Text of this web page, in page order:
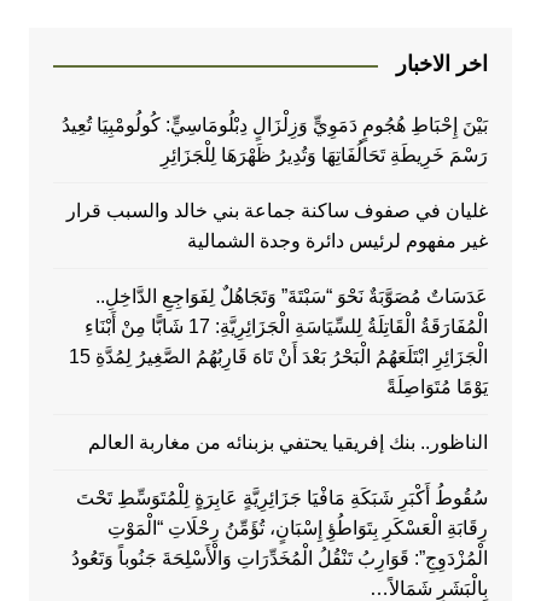
اخر الاخبار
بَيْنَ إِحْبَاطِ هُجُومٍ دَمَوِيٍّ وَزِلْزَالٍ دِبْلُومَاسِيٍّ: كُولُومْبِيَا تُعِيدُ
رَسْمَ خَرِيطَةِ تَحَالُفَاتِهَا وَتُدِيرُ ظَهْرَهَا لِلْجَزَائِرِ
غليان في صفوف ساكنة جماعة بني خالد والسبب قرار
غير مفهوم لرئيس دائرة وجدة الشمالية
عَدَسَاتٌ مُصَوَّبَةٌ نَحْوَ “سَبْتَةَ” وَتَجَاهُلٌ لِفَوَاجِعِ الدَّاخِلِ..
الْمُفَارَقَةُ الْقَاتِلَةُ لِلسِّيَاسَةِ الْجَزَائِرِيَّةِ: 17 شَابًّا مِنْ أَبْنَاءِ
الْجَزَائِرِ ابْتَلَعَهُمُ الْبَحْرُ بَعْدَ أَنْ تَاهَ قَارِبُهُمُ الصَّغِيرُ لِمُدَّةِ 15
يَوْمًا مُتَوَاصِلَةً
الناظور.. بنك إفريقيا يحتفي بزبنائه من مغاربة العالم
سُقُوطُ أَكْبَرِ شَبَكَةِ مَافْيَا جَزَائِرِيَّةٍ عَابِرَةٍ لِلْمُتَوَسِّطِ تَحْتَ
رِقَابَةِ الْعَسْكَرِ بِتَوَاطُؤِ إِسْبَانٍ، تُؤَمِّنُ رِحْلَاتِ “الْمَوْتِ
الْمُزْدَوِجِ”: قَوَارِبُ تَنْقُلُ الْمُخَدِّرَاتِ وَالْأَسْلِحَةَ جَنُوباً وَتَعُودُ
بِالْبَشَرِ شَمَالاً…